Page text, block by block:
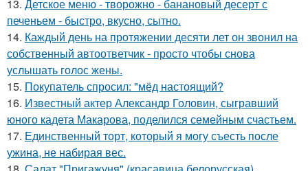
13. Детское меню - творожно - банановый десерт с
печеньем - быстро, вкусно, сытно.
14. Каждый день на протяжении десяти лет он звонил на
собственный автоответчик - просто чтобы снова
услышать голос жены.
15. Покупатель спросил: "мёд настоящий?
16. Известный актер Александр Головин, сыгравший
юного кадета Макарова, поделился семейным счастьем.
17. Единственный торт, который я могу съесть после
ужина, не набирая вес.